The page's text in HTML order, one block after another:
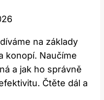
na základy
konopí. Naučíme
a jak ho správně
Čtěte dál a